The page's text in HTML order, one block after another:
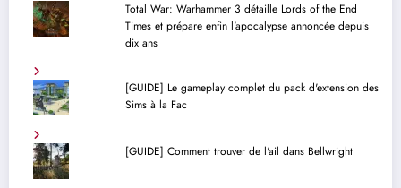
Total War: Warhammer 3 détaille Lords of the End
Times et prépare enfin l'apocalypse annoncée depuis
dix ans
[GUIDE] Le gameplay complet du pack d'extension des
Sims à la Fac
[GUIDE] Comment trouver de l'ail dans Bellwright